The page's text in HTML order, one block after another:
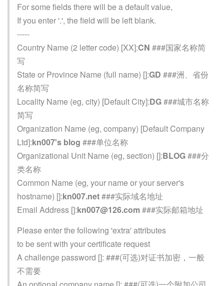
For some fields there will be a default value,
If you enter '.', the field will be left blank.
-----
Country Name (2 letter code) [XX]:CN ###国家名称简
写
State or Province Name (full name) []:GD ###洲、省份
名称简写
Locality Name (eg, city) [Default City]:DG###城市名称
简写
Organization Name (eg, company) [Default Company
Ltd]:kn007's blog ###单位名称
Organizational Unit Name (eg, section) []:BLOG###分
类名称
Common Name (eg, your name or your server's
hostname) []:kn007.net###实际域名地址
Email Address []:kn007@126.com ###实际邮箱地址
Please enter the following 'extra' attributes
to be sent with your certificate request
A challenge password []: ###(可选)对证书加密，一般
不需要